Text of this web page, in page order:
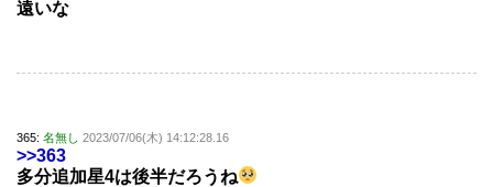
遠いな
365: 名無し 2023/07/06(木) 14:12:28.16
>>363
多分追加星4は後半だろうね